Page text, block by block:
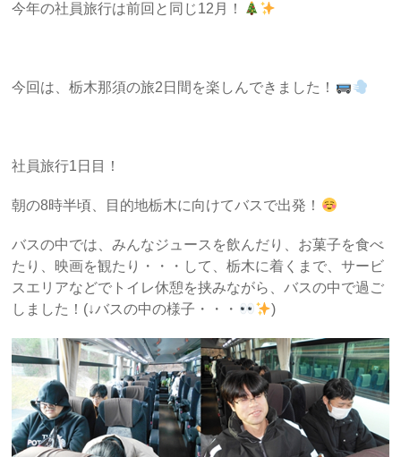
今年の社員旅行は前回と同じ12月！
今回は、栃木那須の旅2日間を楽しんできました！
社員旅行1日目！
朝の8時半頃、目的地栃木に向けてバスで出発！
バスの中では、みんなジュースを飲んだり、お菓子を食べ
たり、映画を観たり・・・して、栃木に着くまで、サービ
スエリアなどでトイレ休憩を挟みながら、バスの中で過ご
しました！(↓バスの中の様子・・・
)